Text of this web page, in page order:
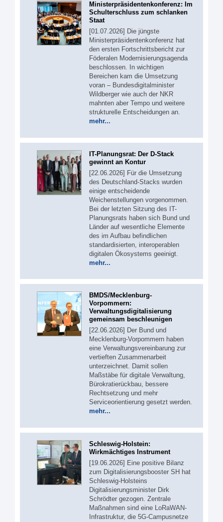
Ministerpräsidentenkonferenz: Im
Schulterschluss zum schlanken
Staat
[01.07.2026] Die jüngste
Ministerpräsidentenkonferenz hat
den ersten Fortschrittsbericht zur
Föderalen Modernisierungsagenda
beschlossen. In wichtigen
Bereichen kam die Umsetzung
voran – Bundesdigitalminister
Wildberger wie auch der NKR
mahnten aber Tempo und weitere
strukturelle Entscheidungen an.
mehr...
IT-Planungsrat: Der D-Stack
gewinnt an Kontur
[22.06.2026] Für die Umsetzung
des Deutschland-Stacks wurden
einige entscheidende
Weichenstellungen vorgenommen.
Bei der letzten Sitzung des IT-
Planungsrats haben sich Bund und
Länder auf wesentliche Elemente
des im Aufbau befindlichen
standardisierten, interoperablen
digitalen Ökosystems geeinigt.
mehr...
BMDS/Mecklenburg-
Vorpommern:
Verwaltungsdigitalisierung
gemeinsam beschleunigen
[22.06.2026] Der Bund und
Mecklenburg-Vorpommern haben
eine Verwaltungsvereinbarung zur
vertieften Zusammenarbeit
unterzeichnet. Damit sollen
Maßstäbe für digitale Verwaltung,
Bürokratierückbau, bessere
Rechtsetzung und mehr
Serviceorientierung gesetzt werden.
mehr...
Schleswig-Holstein:
Wirkmächtiges Instrument
[19.06.2026] Eine positive Bilanz
zum Digitalisierungsbooster SH hat
Schleswig-Holsteins
Digitalisierungsminister Dirk
Schrödter gezogen. Zentrale
Maßnahmen sind eine LoRaWAN-
Infrastruktur, die 5G-Campusnetze